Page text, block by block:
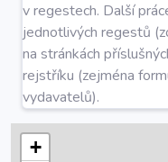
Edice
Regesty
Hledat
v regestech. Další
jednotlivých regestů
na stránkách
rejstříku (zejména
vydavatelů).
+